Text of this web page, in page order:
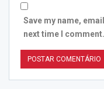
Save my name,
next time I comment.